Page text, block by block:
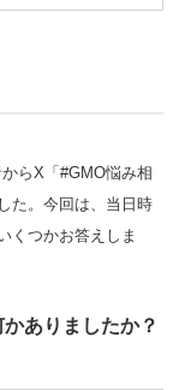
らX「#GMO悩み相
た。今回は、当日時
くつかお答えしま
ありましたか？